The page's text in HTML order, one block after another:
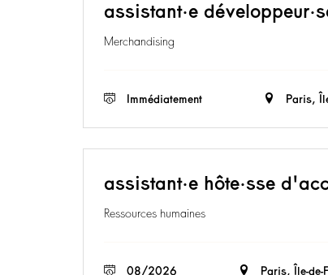
assistant·e
Merchandising
Immédiatement Paris,
assistant·e hôte·sse
Ressources humaines
08/2026 Paris, Île-de-